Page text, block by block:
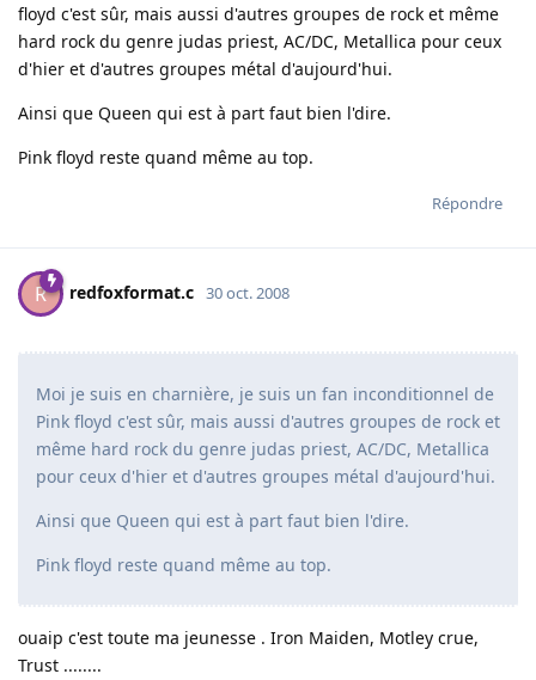
floyd c'est sûr, mais aussi d'autres groupes de rock et même
hard rock du genre judas priest, AC/DC, Metallica pour ceux
d'hier et d'autres groupes métal d'aujourd'hui.
Ainsi que Queen qui est à part faut bien l'dire.
Pink floyd reste quand même au top.
Répondre
R redfoxformat.c 30 oct. 2008
Moi je suis en charnière, je suis un fan inconditionnel de
Pink floyd c'est sûr, mais aussi d'autres groupes de rock et
même hard rock du genre judas priest, AC/DC, Metallica
pour ceux d'hier et d'autres groupes métal d'aujourd'hui.
Ainsi que Queen qui est à part faut bien l'dire.
Pink floyd reste quand même au top.
ouaip c'est toute ma jeunesse . Iron Maiden, Motley crue,
Trust ........